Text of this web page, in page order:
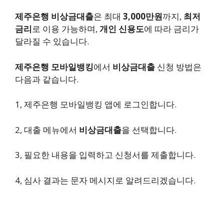
제주은행 비상금대출은 최대 3,000만원까지, 최저
금리로 이용 가능하며, 개인 신용도에 따라 금리가
달라질 수 있습니다.
제주은행 모바일뱅킹에서 비상금대출 신청 방법은
다음과 같습니다.
1, 제주은행 모바일뱅킹 앱에 로그인합니다.
2, 대출 메뉴에서 비상금대출을 선택합니다.
3, 필요한 내용을 입력하고 신청서를 제출합니다.
4, 심사 결과는 문자 메시지로 알려드리겠습니다.